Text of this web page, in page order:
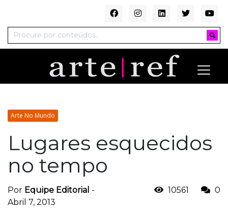
Arte No Mundo
Lugares esquecidos
no tempo
Por Equipe Editorial -
Abril 7, 2013
10561 0